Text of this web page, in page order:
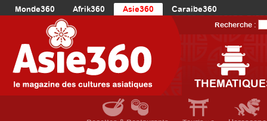
Monde360 Afrik360 Asie360
Caraibe360
Europe360
AmériqueDuNord360
Océanie360
Recherche :